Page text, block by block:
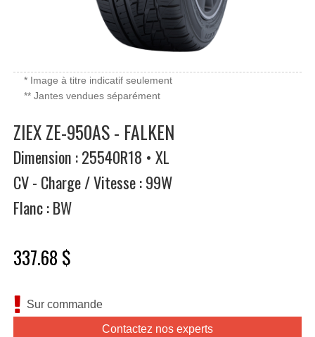
* Image à titre indicatif seulement
** Jantes vendues séparément
ZIEX ZE-950AS - FALKEN
Dimension : 25540R18 • XL
CV - Charge / Vitesse : 99W
Flanc : BW
337.68 $
Sur commande
Contactez nos experts